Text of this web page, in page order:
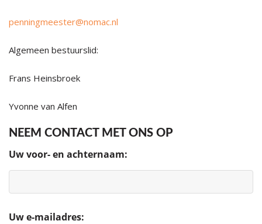
penningmeester@nomac.nl
Algemeen bestuurslid:
Frans Heinsbroek
Yvonne van Alfen
NEEM CONTACT MET ONS OP
Uw voor- en achternaam:
Uw e-mailadres: